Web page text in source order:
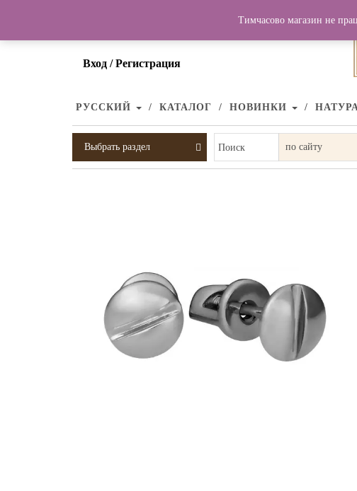
Вход / Регистрация
РУССКИЙ КАТАЛОГ НОВИНКИ
Выбрать раздел Поиск
Тимчасово магазин не